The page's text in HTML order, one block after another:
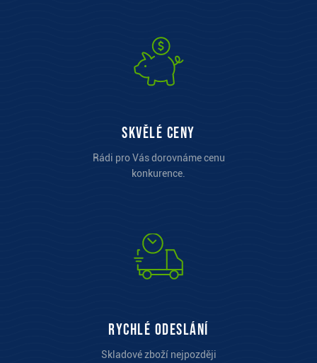
Skvělé ceny
Rádi pro Vás dorovnáme cenu
konkurence.
Rychlé odeslání
Skladové zboží nejpozději